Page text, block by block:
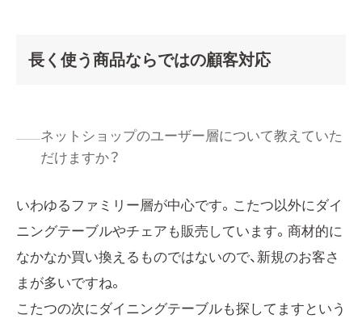
長く使う商品ならではの顧客対応
ネットショップのユーザー層について教えていた
だけますか？
いわゆるファミリー層が中心です。こたつ以外にダイ
ニングテーブルやチェアも販売しています。商材的に
なかなか買い換えるものではないので、新規のお客さ
まが多いですね。
こたつの次にダイニングテーブルも探してますという